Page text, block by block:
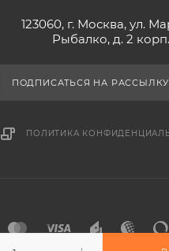
123060, г. Москва, ул.
Рыбалко, д. 2 корп.
ПОДПИСАТЬСЯ НА РАССЫЛКУ
ПОЛИТИКА